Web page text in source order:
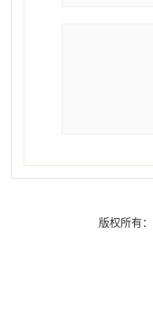
版权所有：